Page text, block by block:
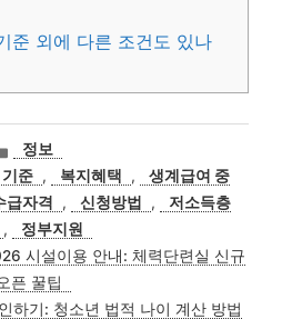
준 외에 다른 조건도 있나
카
테
고
리
정보
준 , 복지혜택 ,
생계급여 중
급자격 , 신청방법 ,
저소득층
,
정부지원
시설이용 안내: 체력단련실 신규
픈 꿀팁
하기: 청소년 법적 나이 계산 방법